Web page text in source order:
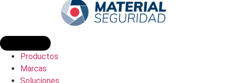
Productos
Marcas
Soluciones